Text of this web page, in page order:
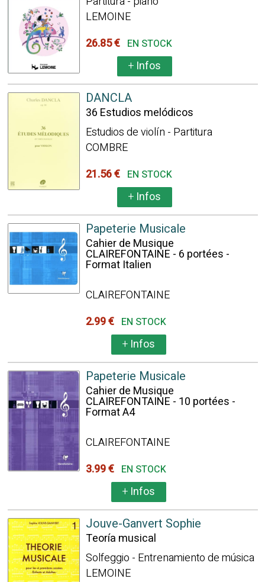
LEMOINE
26.85 € EN STOCK
+Infos
DANCLA
36 Estudios melódicos
Estudios de violín - Partitura
COMBRE
21.56 € EN STOCK
+Infos
Papeterie Musicale
Cahier de Musique
CLAIREFONTAINE - 6 portées -
Format Italien
CLAIREFONTAINE
2.99 € EN STOCK
+Infos
Papeterie Musicale
Cahier de Musique
CLAIREFONTAINE - 10 portées -
Format A4
CLAIREFONTAINE
3.99 € EN STOCK
+Infos
Jouve-Ganvert Sophie
Teoría musical
Solfeggio - Entrenamiento de música
LEMOINE